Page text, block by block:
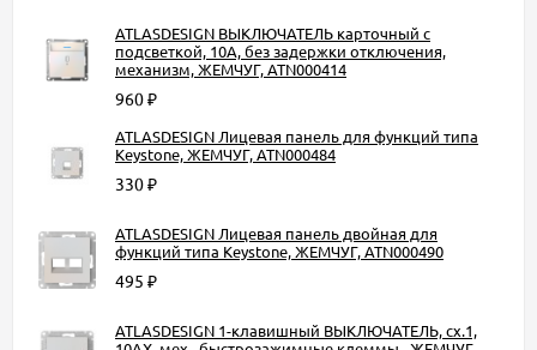
ATLASDESIGN ВЫКЛЮЧАТЕЛЬ карточный с
подсветкой, 10А, без задержки отключения,
механизм, ЖЕМЧУГ, ATN000414
960₽
ATLASDESIGN Лицевая панель для функций типа
Keystone, ЖЕМЧУГ, ATN000484
330₽
ATLASDESIGN Лицевая панель двойная для
функций типа Keystone, ЖЕМЧУГ, ATN000490
495 ₽
ATLASDESIGN 1-клавишный ВЫКЛЮЧАТЕЛЬ, сх.1,